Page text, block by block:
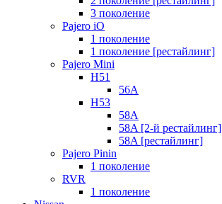
3 поколение
Pajero iO
1 поколение
1 поколение [рестайлинг]
Pajero Mini
H51
56A
H53
58A
58A [2-й рестайлинг]
58A [рестайлинг]
Pajero Pinin
1 поколение
RVR
1 поколение